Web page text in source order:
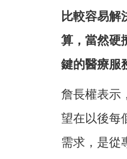
比較容易解
算，當然硬
鍵的醫療服
詹長權表示
望在以後每
需求，是從